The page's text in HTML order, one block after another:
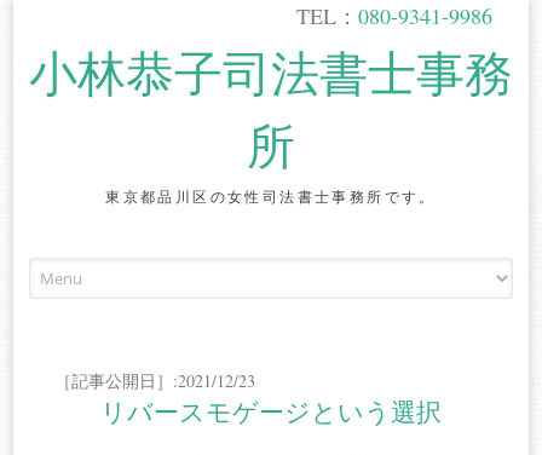
TEL： 080-9341-9986
小林恭子司法書士事務
所
東京都品川区の女性司法書士事務所です。
content
［記事公開日］:2021/12/23
リバースモゲージという選択